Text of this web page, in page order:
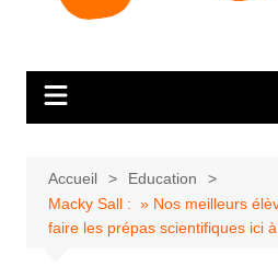
Accueil
Education
Macky Sall : » Nos meilleurs
faire les prépas scientifiques ici